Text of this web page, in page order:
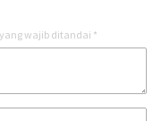
yang wajib ditandai *